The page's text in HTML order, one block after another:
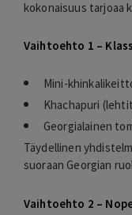
kokonaisuus tarjoaa
Vaihtoehto 1 –
Mini-
Khachapuri
Georgialainen
Täydellinen
suoraan Georgian
Vaihtoehto 2 –